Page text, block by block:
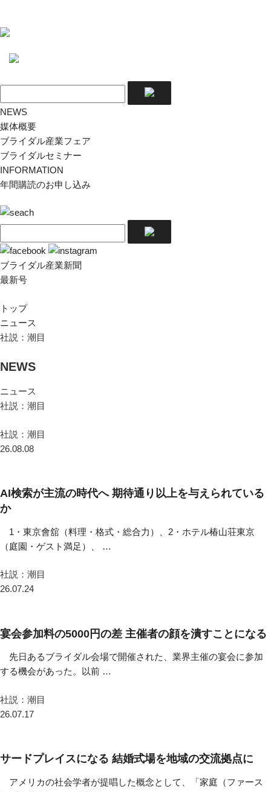
NEWS
媒体概要
ブライダル産業フェア
ブライダルセミナー
INFORMATION
年間購読のお申し込み
ブライダル産業新聞
最新号
トップ
ニュース
社説：潮目
NEWS
ニュース
社説：潮目
社説：潮目
26.08.08
AI検索が主流の時代へ 期待通り以上を与えられている
か
1・東京會舘（料理・格式・総合力）、2・ホテル椿山荘東京
（庭園・ゲスト満足）、 …
社説：潮目
26.07.24
宴会参加料の5000円の差 主催者の顔を潰すことになる
先日あるブライダル会場で開催された、業界主催の宴会に参加
する機会があった。以前 …
社説：潮目
26.07.17
サードプレイスになる 結婚式場を地域の交流拠点に
アメリカの社会学者が提唱した概念として、「家庭（ファース